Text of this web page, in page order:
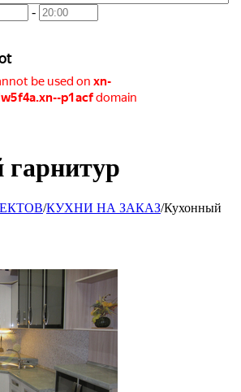
-
/КУХНИ НА ЗАКАЗ/Кухонный